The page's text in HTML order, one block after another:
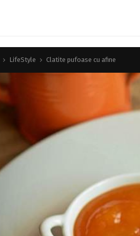
LifeStyle Clatite pufoase cu afine